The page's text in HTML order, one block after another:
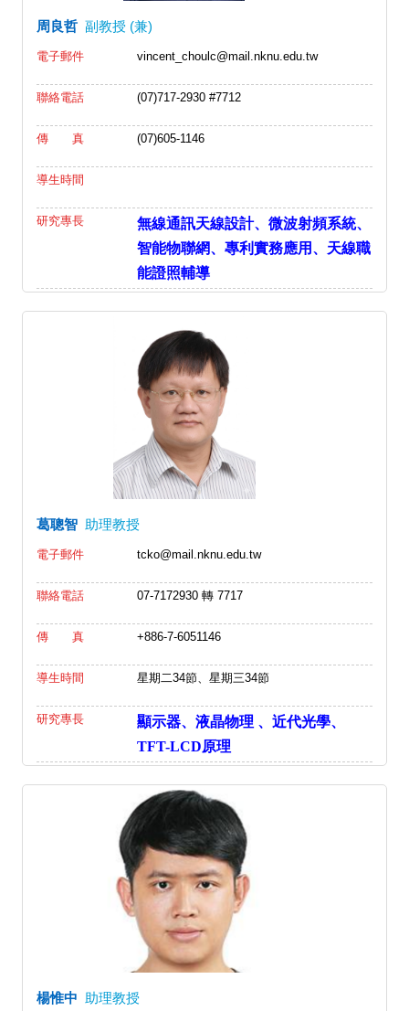
周良哲 副教授 (兼)
電子郵件 vincent_choulc@mail.nknu.edu.tw
聯絡電話 (07)717-2930 #7712
傳 真 (07)605-1146
導生時間
研究專長
無線通訊天線設計、微波射頻系統、
智能物聯網、專利實務應用、天線職
能證照輔導
葛聰智 助理教授
電子郵件 tcko@mail.nknu.edu.tw
聯絡電話 07-7172930 轉 7717
傳 真 +886-7-6051146
導生時間 星期二34節、星期三34節
研究專長
顯示器、液晶物理 、近代光學、
TFT-LCD原理
楊惟中 助理教授